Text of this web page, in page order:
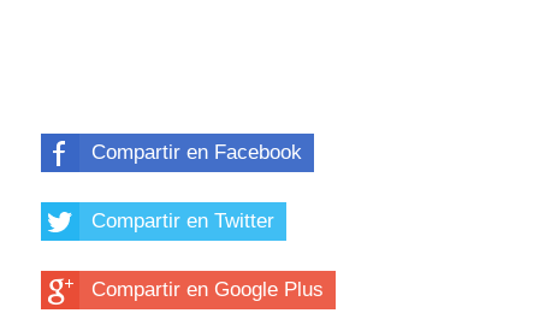
Compartir en Facebook
Compartir en Twitter
Compartir en Google Plus